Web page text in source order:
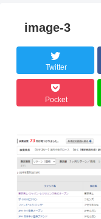
image-3
Twitter
Pocket